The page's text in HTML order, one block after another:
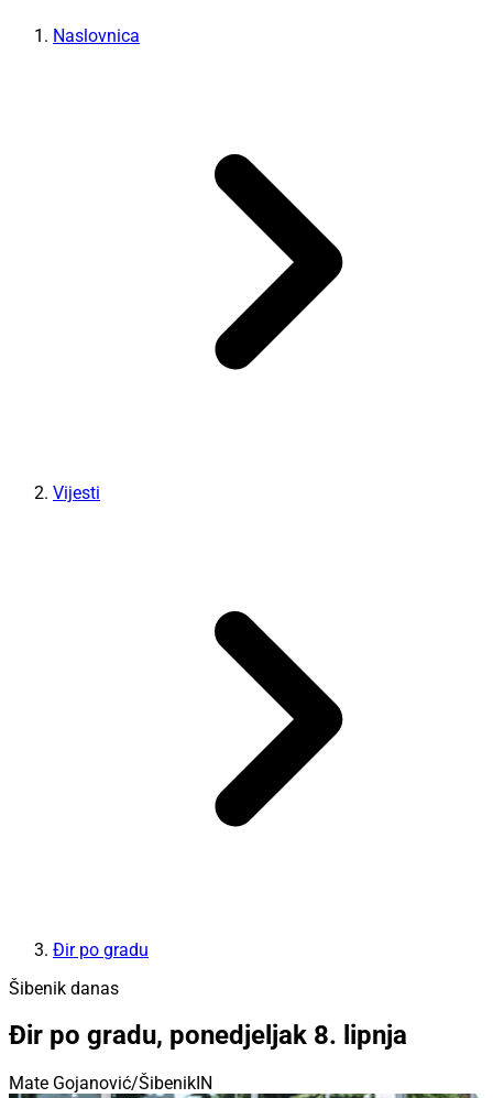
Naslovnica
Vijesti
Đir po gradu
Šibenik danas
Đir po gradu, ponedjeljak 8. lipnja
Mate Gojanović/ŠibenikIN